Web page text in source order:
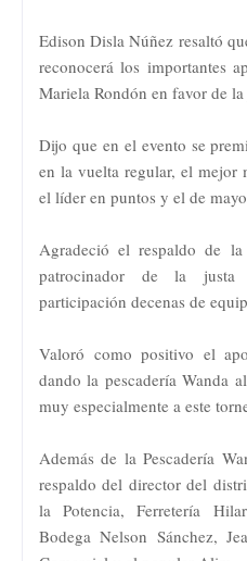
Edison Disla Núñez resaltó
reconocerá los importantes
Mariela Rondón en favor de
Dijo que en el evento se
en la vuelta regular, el mejor
el líder en puntos y el de
Agradeció el respaldo de la
patrocinador de la
participación decenas de
Valoró como positivo el
dando la pescadería Wanda
muy especialmente a este
Además de la Pescadería
respaldo del director del
la Potencia, Ferretería
Bodega Nelson Sánchez,